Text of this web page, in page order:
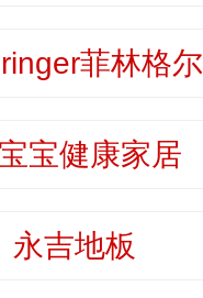
菲林格尔
宝健康家居
永吉地板